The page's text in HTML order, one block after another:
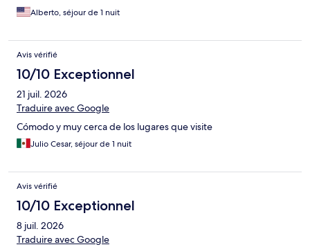
Alberto, séjour de 1 nuit
Avis vérifié
10/10 Exceptionnel
21 juil. 2026
Traduire avec Google
Cómodo y muy cerca de los lugares que visite
Julio Cesar, séjour de 1 nuit
Avis vérifié
10/10 Exceptionnel
8 juil. 2026
Traduire avec Google